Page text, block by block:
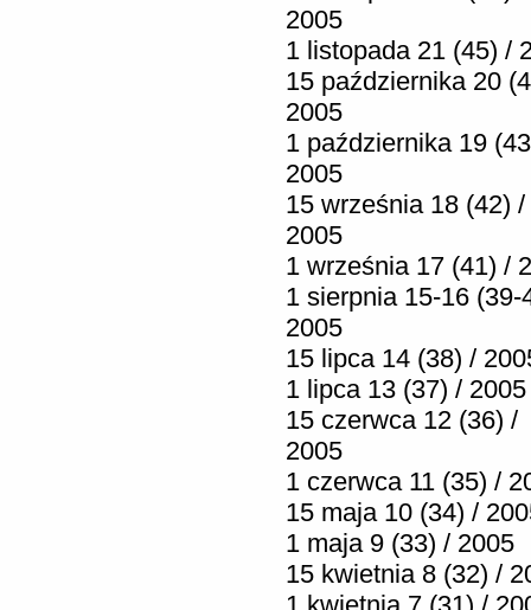
2005
1 listopada 21 (45) /
15 października 20
2005
1 października 19
2005
15 września 18 (42) /
2005
1 września 17 (41) /
1 sierpnia 15-16 (39-
2005
15 lipca 14 (38) /
1 lipca 13 (37) / 2005
15 czerwca 12 (36) /
2005
1 czerwca 11 (35) /
15 maja 10 (34) /
1 maja 9 (33) / 2005
15 kwietnia 8 (32) /